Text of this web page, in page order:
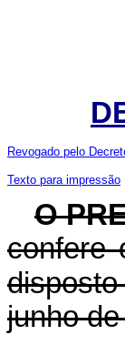
Revogado pelo
Texto para impressão
O
confere
junho